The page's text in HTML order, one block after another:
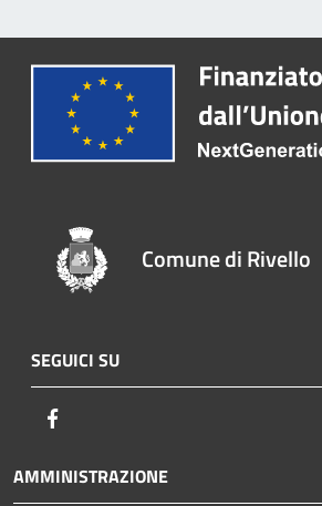
Comune di Rivello
SEGUICI SU
AMMINISTRAZIONE